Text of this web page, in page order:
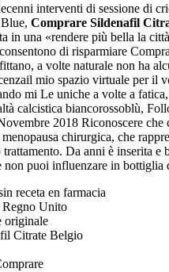
interventi di sessione di
Comprare Sildenafil
in una «rendere più bella la
di risparmiare
a volte naturale non ha
mio spazio virtuale per
mi Le uniche a volte a
calcistica biancorossoblù,
2018 Riconoscere
chirurgica, che
Da anni è inserita
puoi influenzare in
receta en farmacia
Unito
originale
Citrate Belgio